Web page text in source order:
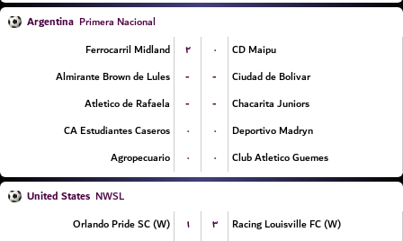
Argentina Primera Nacional
Ferrocarril Midland
۲ ۰
CD Maipu
Almirante Brown de Lules
- -
Ciudad de Bolivar
Atletico de Rafaela
- -
Chacarita Juniors
CA Estudiantes Caseros
۰ ۰
Deportivo Madryn
Agropecuario
۰ ۰ Club Atletico Guemes
United States NWSL
Orlando Pride SC (W)
۱ ۳
Racing Louisville FC (W)